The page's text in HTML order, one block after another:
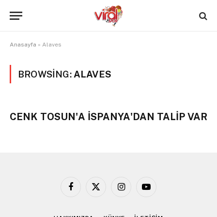
Anasayfa » Alaves
BROWSING: ALAVES
CENK TOSUN'A İSPANYA'DAN TALİP VAR
Facebook
X
InstagramYouTube